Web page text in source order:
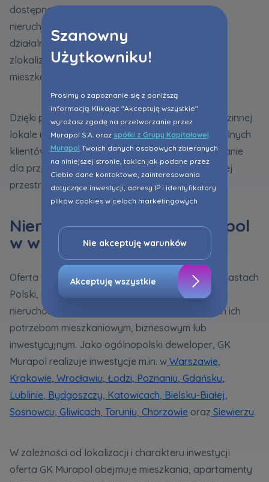
Szanowny
Użytkowniku!
Prosimy o zapoznanie się z poniższą
informacją. Klikając "Akceptuję wszystkie"
wyrażasz zgodę na przetwarzanie przez
Murapol S.A. oraz spółki z Grupy Kapitałowej
Murapol Twoich danych osobowych zbieranych
na niniejszej stronie, takich jak podane przez
Ciebie dane kontaktowe, zainteresowania
dotyczące inwestycji, adresy IP i identyfikatory
plików cookies w celach marketingowych
do Twoich potrzeb, w tym w oparciu o
profilowanie. Oczywiście, możesz nie wyrazić
przedmiotowej zgody klikając ”Nie akceptuję
warunków”.
Zaznaczamy, iż zgoda jest dobrowolna i
ustawieniach zaawansowanych Twojej
przeglądarki.
Strona wykorzystuje pliki cookies w celach
analitycznych i statystycznych służących
poprawie stosowanych funkcjonalności i usług
świadczonych za pośrednictwem strony oraz
wyjaśnienia okoliczności niedozwolonego
uzasadnionych interesów realizowanych przez
Administratora.
Nie akceptuję warunków
Akceptuję wszystkie
dostępne w wybranych inwestycjach. Są to
nieruchomości przeznaczone do prowadzenia
działalności handlowej, usługowej lub biurowej,
zlokalizowane w atrakcyjnych punktach osiedli
mieszkaniowych.
Dzięki położeniu w otoczeniu zabudowy wielorodzinnej
lokale usługowe zapewniają dostęp do potencjalnych
klientów wśród mieszkańców osiedla. To rozwiązanie
dla przedsiębiorców poszukujących funkcjonalnej
przestrzeni do rozwoju swojego biznesu.
Nieruchomości Grupy Murapol
w wybranych miastach
Oferta GK Murapol jest dostępna w kilkunastu miastach
Polski, dzięki czemu klienci mogą wybierać
nieruchomości w lokalizacjach odpowiadających ich
potrzebom mieszkaniowym, biznesowym lub
inwestycyjnym. Jako ogólnopolski deweloper, GK
Murapol realizuje inwestycje m.in. w Warszawie
Krakowie Wrocławiu Łodzi Poznaniu Gdańsku
Lublinie Bydgoszczy Katowicach Bielsku-Białej
Sosnowcu Gliwicach Toruniu Chorzowie oraz Siewierzu.
W zależności od lokalizacji i charakteru inwestycji
oferta GK Murapol obejmuje mieszkania, apartamenty